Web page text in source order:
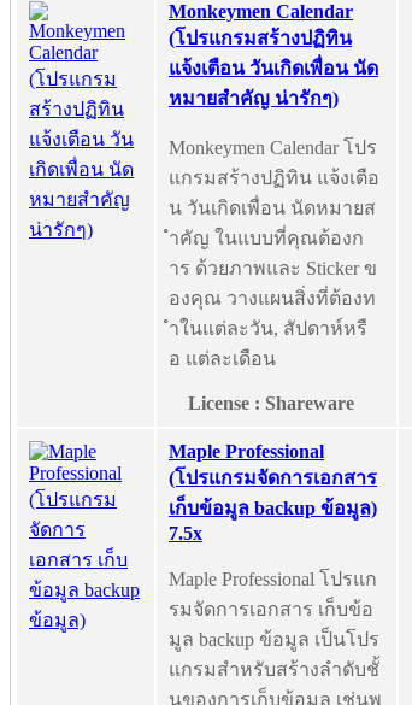
Monkeymen Calendar
(โปรแกรมสร้างปฏิทิน
แจ้งเตือน วันเกิดเพื่อน นัด
หมายสำคัญ น่ารักๆ)
Monkeymen Calendar โปร
แกรมสร้างปฏิทิน แจ้งเตือ
น วันเกิดเพื่อน นัดหมายส
ำคัญ ในแบบที่คุณต้องก
าร ด้วยภาพและ Sticker ข
องคุณ วางแผนสิ่งที่ต้องท
ำในแต่ละวัน, สัปดาห์หรื
อ แต่ละเดือน
License : Shareware
Maple Professional
(โปรแกรมจัดการเอกสาร
เก็บข้อมูล backup ข้อมูล)
7.5x
Maple Professional โปรแก
รมจัดการเอกสาร เก็บข้อ
มูล backup ข้อมูล เป็นโปร
แกรมสำหรับสร้างลำดับชั้
นของการเก็บข้อมูล เช่นพ